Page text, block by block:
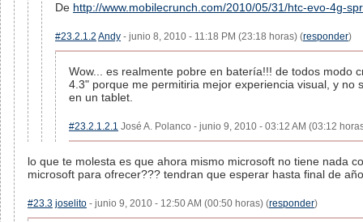
De http://www.mobilecrunch.com/2010/05/31/htc-evo-4g-
#23.2.1.2 Andy - junio 8, 2010 - 11:18 PM (23:18 horas) (responder)
Wow... es realmente pobre en batería!!! de todos modo
4.3" porque me permitiria mejor experiencia visual, y no
en un tablet.
#23.2.1.2.1 José A. Polanco - junio 9, 2010 - 03:12 AM (03:12
lo que te molesta es que ahora mismo microsoft no tiene nada
microsoft para ofrecer??? tendran que esperar hasta final de
#23.3 joselito - junio 9, 2010 - 12:50 AM (00:50 horas) (responder)